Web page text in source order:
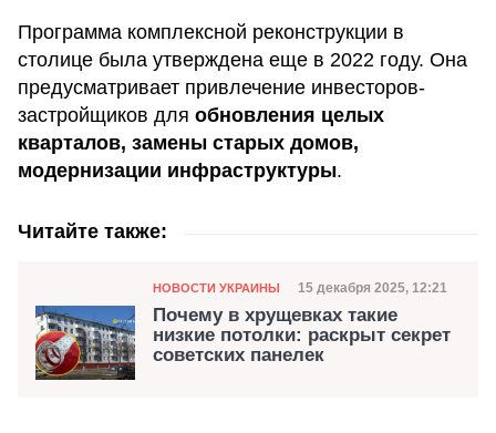
Программа комплексной реконструкции в
столице была утверждена еще в 2022 году. Она
предусматривает привлечение инвесторов-
застройщиков для обновления целых
кварталов, замены старых домов,
модернизации инфраструктуры.
Читайте также:
Категория
НОВОСТИ УКРАИНЫ Дата публикации
15 декабря 2025, 12:21
Почему в хрущевках такие
низкие потолки: раскрыт секрет
советских панелек